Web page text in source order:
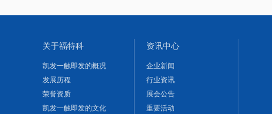
关于福特科
凯发一触即发的概况
发展历程
荣誉资质
凯发一触即发的文化
资讯中心
企业新闻
行业资讯
展会公告
重要活动